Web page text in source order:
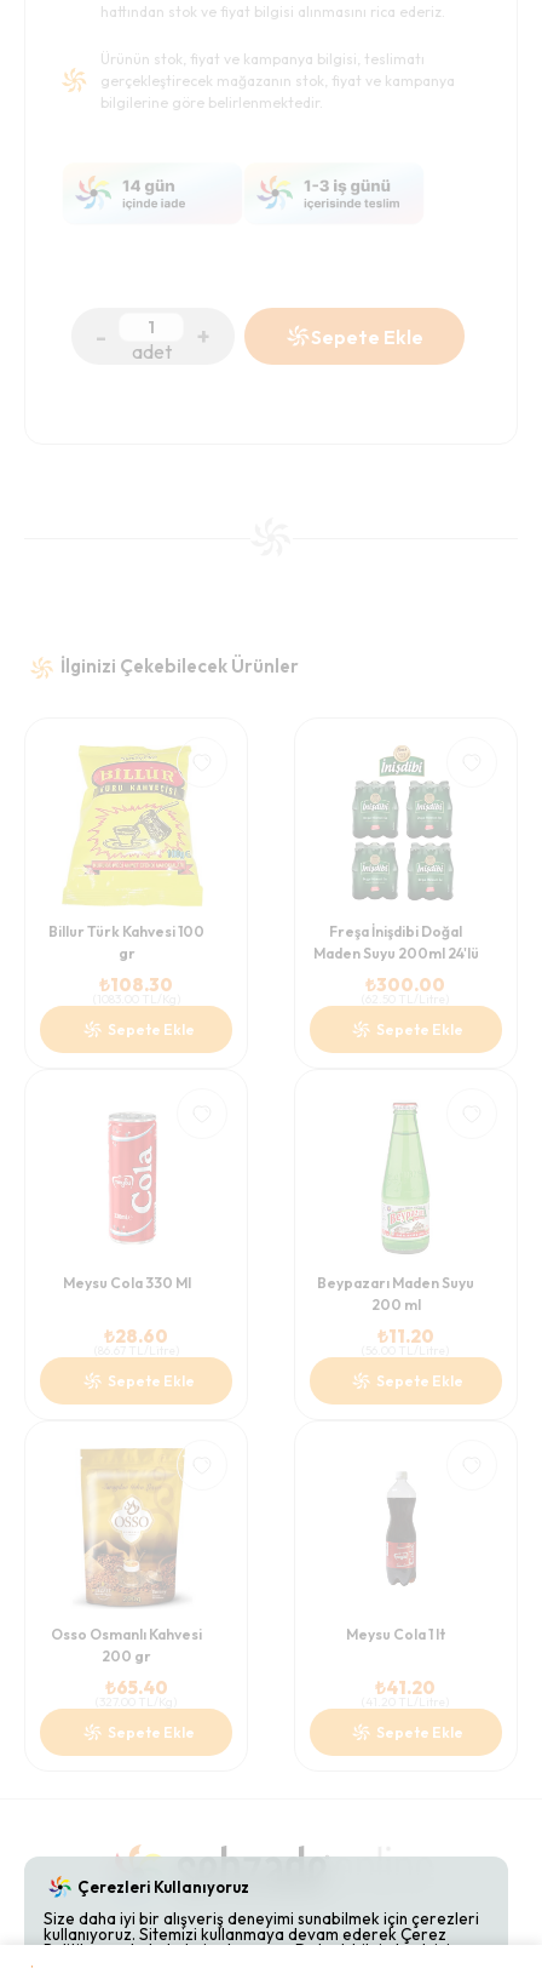
hattından stok ve fiyat bilgisi alınmasını rica ederiz.
Ürünün stok, fiyat ve kampanya bilgisi, teslimatı
gerçekleştirecek mağazanın stok, fiyat ve kampanya
bilgilerine göre belirlenmektedir.
- adet + Sepete Ekle
İlginizi Çekebilecek Ürünler
Billur Türk Kahvesi 100
gr
₺108.30
Sepete Ekle
Freşa İnişdibi Doğal
Maden Suyu 200ml 24'lü
₺300.00
Sepete Ekle
Meysu Cola 330 Ml
₺28.60
Sepete Ekle
Beypazarı Maden Suyu
200 ml
₺11.20
Sepete Ekle
Osso Osmanlı Kahvesi
200 gr
₺65.40
Sepete Ekle
Meysu Cola 1 lt
₺41.20
Sepete Ekle
Gizlilik PolitikalarıHakkımızdaBize Ulaşın
Çerezleri Kullanıyoruz
Size daha iyi bir alışveriş deneyimi sunabilmek için çerezleri
kullanıyoruz. Sitemizi kullanmaya devam ederek Çerez
Politikamızı kabul etmiş olursunuz. Detaylı bilgi almak için